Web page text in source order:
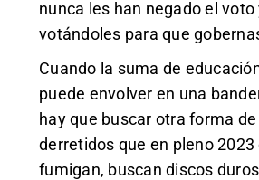
nunca les han negado el voto
votándoles para que
Cuando la suma de
puede envolver en una
hay que buscar otra forma
derretidos que en pleno 2023
fumigan, buscan discos